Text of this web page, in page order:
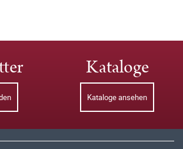
Kataloge
Kataloge ansehen